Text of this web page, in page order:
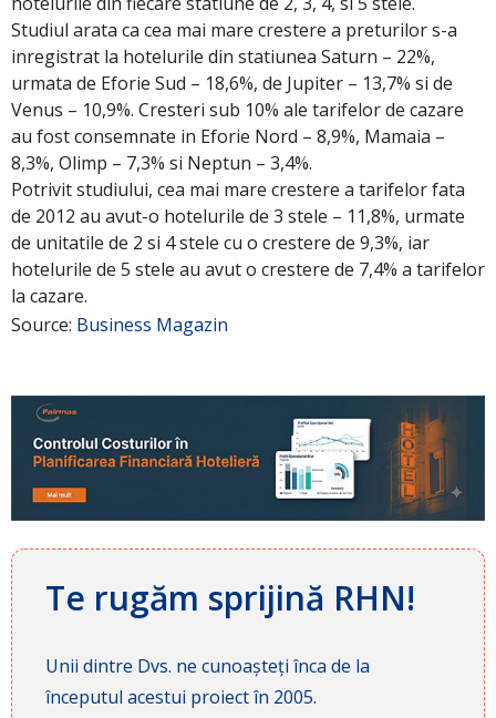
Studiul arata ca cea mai mare crestere a preturilor s-a
inregistrat la hotelurile din statiunea Saturn – 22%,
urmata de Eforie Sud – 18,6%, de Jupiter – 13,7% si de
Venus – 10,9%. Cresteri sub 10% ale tarifelor de cazare
au fost consemnate in Eforie Nord – 8,9%, Mamaia –
8,3%, Olimp – 7,3% si Neptun – 3,4%.
Potrivit studiului, cea mai mare crestere a tarifelor fata
de 2012 au avut-o hotelurile de 3 stele – 11,8%, urmate
de unitatile de 2 si 4 stele cu o crestere de 9,3%, iar
hotelurile de 5 stele au avut o crestere de 7,4% a tarifelor
la cazare.
Source: Business Magazin
Te rugăm sprijină RHN!
Unii dintre Dvs. ne cunoașteți înca de la
începutul acestui proiect în 2005.